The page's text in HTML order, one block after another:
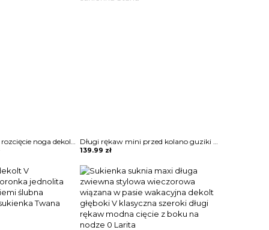
Mini przed kolano rozcięcie noga dekolt V koronka długi rękaw boho na plażę casual suknia sukienka Liselore Długi rękaw mini przed kolano guziki kołnierzyk dekolt prosty V do pracy casual koszulowa pas sukienka Stana
139.99 zł